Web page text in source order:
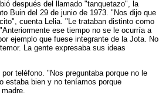
después del llamado "tanquetazo", la
Buin del 29 de junio de 1973. "Nos dijo que
cuenta Lelia. "Le trataban distinto como
ese tiempo no se le ocurría a
ejemplo que fuese integrante de la Jota. No
La gente expresaba sus ideas
teléfono. "Nos preguntaba porque no le
estaba bien y no teníamos porque